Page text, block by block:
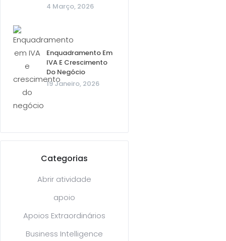
4 Março, 2026
Enquadramento Em
IVA E Crescimento
Do Negócio
19 Janeiro, 2026
Categorias
Abrir atividade
apoio
Apoios Extraordinários
Business Intelligence